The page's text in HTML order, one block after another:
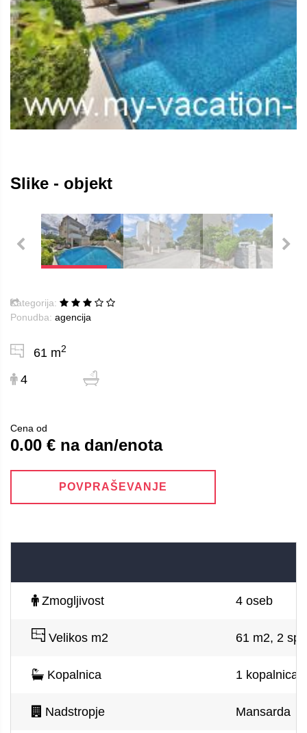
Slike - objekt
Kategorija:
Ponudba: agencija
61 m2
4
Cena od
0.00 € na dan/enota
POVPRAŠEVANJE
Zmogljivost 4 oseb
Velikos m2 61 m2, 2
Kopalnica 1 kopalnica,
Nadstropje Mansarda